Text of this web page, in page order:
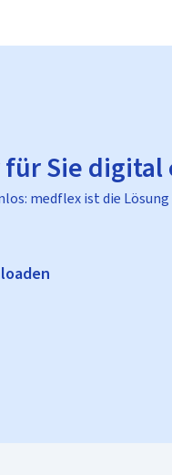
Sie digital
medflex ist die